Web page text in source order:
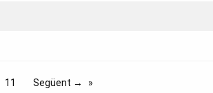
11 Següent →